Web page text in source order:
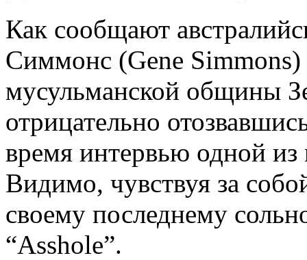
Как сообщают
Симмонс (Gene Simmons)
мусульманской общины
отрицательно
время интервью одной
Видимо, чувствуя за
своему последнему
“Asshole”.